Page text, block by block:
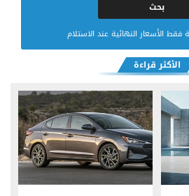
فقط الأسعار النهائية عند الاستلام
الأكثر قراءة